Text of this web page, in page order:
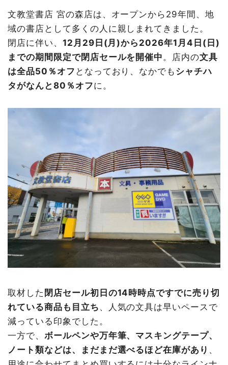
文教堂書店 宮の森店は、オープンから29年間、地
域の書店として多くの人に親しまれてきました。
閉店に伴い、 12月29日(月)から2026年1月4日(日)
までの期間限定で閉店セールを開催中。店内の文具
は全品50％オフ となっており、なかでも シャチハ
タがなんと80％オフに。
取材した 閉店セール初日の14時時点ですでに売り切
れている商品も目立ち 、人気の文具は早いペースで
減っている印象でした。
一方で、 ボールペンや万年筆、マスキングテープ、
ノート類などは、まだまだ選べるほど在庫があり 、